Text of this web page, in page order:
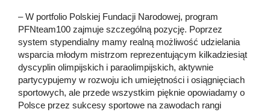
– W portfolio Polskiej Fundacji Narodowej, program
PFNteam100 zajmuje szczególną pozycję. Poprzez
system stypendialny mamy realną możliwość udzielania
wsparcia młodym mistrzom reprezentującym kilkadziesiąt
dyscyplin olimpijskich i paraolimpijskich, aktywnie
partycypujemy w rozwoju ich umiejętności i osiągnięciach
sportowych, ale przede wszystkim pięknie opowiadamy o
Polsce przez sukcesy sportowe na zawodach rangi